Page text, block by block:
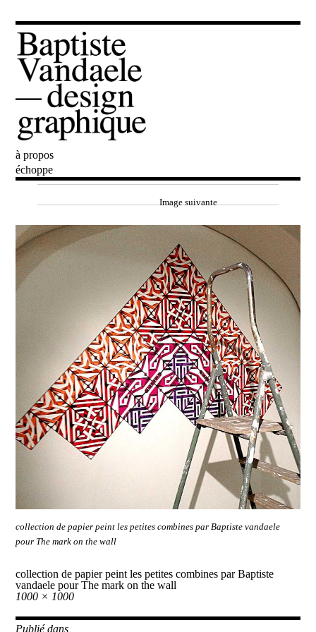
Baptiste Vandaele
à propos
échoppe
Image suivante
collection de papier peint les petites combines par Baptiste vandaele
pour The mark on the wall
collection de papier peint les petites combines par Baptiste
vandaele pour The mark on the wall
Taille
réelle
1000 × 1000
Publié dans